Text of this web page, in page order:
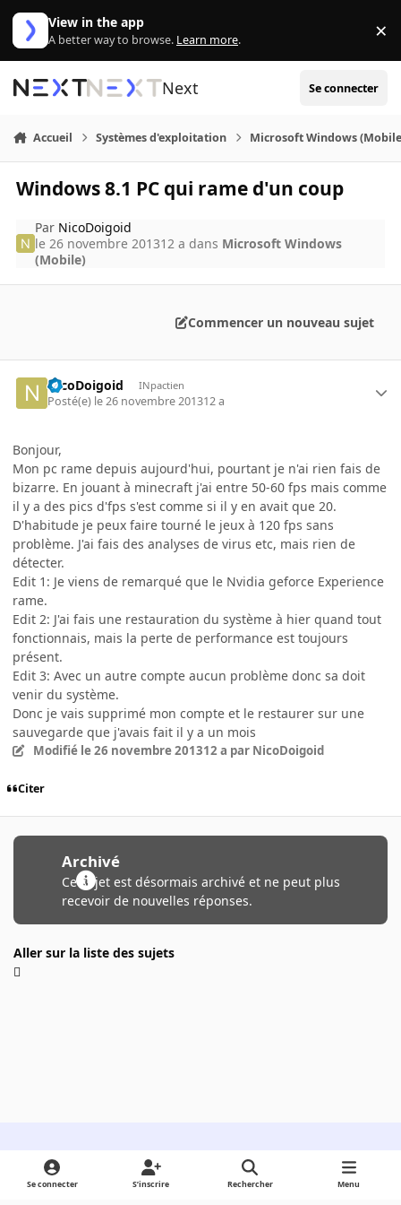
Aller au contenu
View in the app
A better way to browse. Learn more. ×
Next Se connecter
Accueil Systèmes d'exploitation Microsoft Windows
Windows 8.1 PC qui rame d'un coup
Par NicoDoigoid
le 26 novembre 201312 a dans Microsoft Windows
(Mobile)
Commencer un nouveau sujet
NicoDoigoid INpactien
Posté(e) le 26 novembre 201312 a
Bonjour,
Mon pc rame depuis aujourd'hui, pourtant je n'ai rien fais de
bizarre. En jouant à minecraft j'ai entre 50-60 fps mais comme
il y a des pics d'fps s'est comme si il y en avait que 20.
D'habitude je peux faire tourné le jeux à 120 fps sans
problème. J'ai fais des analyses de virus etc, mais rien de
détecter.
Edit 1: Je viens de remarqué que le Nvidia geforce Experience
rame.
Edit 2: J'ai fais une restauration du système à hier quand tout
fonctionnais, mais la perte de performance est toujours
présent.
Edit 3: Avec un autre compte aucun problème donc sa doit
venir du système.
Donc je vais supprimé mon compte et le restaurer sur une
sauvegarde que j'avais fait il y a un mois
Modifié le 26 novembre 201312 a par NicoDoigoid
Citer
Archivé
Ce sujet est désormais archivé et ne peut plus
recevoir de nouvelles réponses.
Aller sur la liste des sujets
Light ModeDark ModeSystem Preference
Se connecter S’inscrire Rechercher Menu